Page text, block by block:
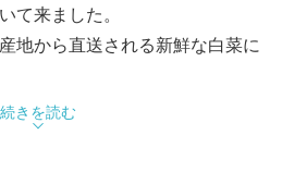
て来ました。
地から直送される新鮮な白菜に
ん）を厚めの皮でくるみ、ジュ
続きを読む